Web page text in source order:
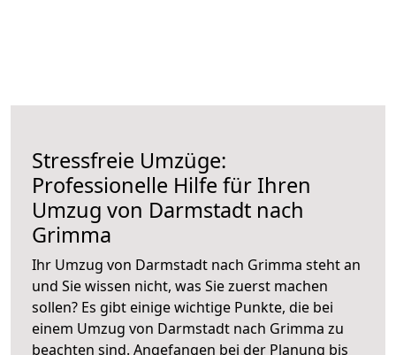
Stressfreie Umzüge:
Professionelle Hilfe für Ihren
Umzug von Darmstadt nach
Grimma
Ihr Umzug von Darmstadt nach Grimma steht an
und Sie wissen nicht, was Sie zuerst machen
sollen? Es gibt einige wichtige Punkte, die bei
einem Umzug von Darmstadt nach Grimma zu
beachten sind. Angefangen bei der Planung bis